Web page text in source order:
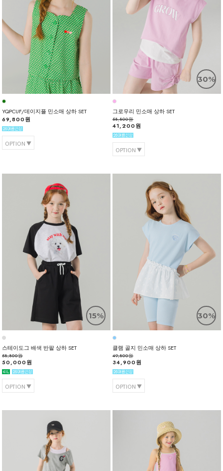
YQPCUF/데이지플 민소매 상하 SET
69,800원
OPTION
30%
그로우리 민소매 상하 SET
58,800원
41,200원
OPTION
15%
스테이도그 배색 반팔 상하 SET
58,800원
50,000원
OPTION
30%
클램 골지 민소매 상하 SET
49,800원
34,900원
OPTION